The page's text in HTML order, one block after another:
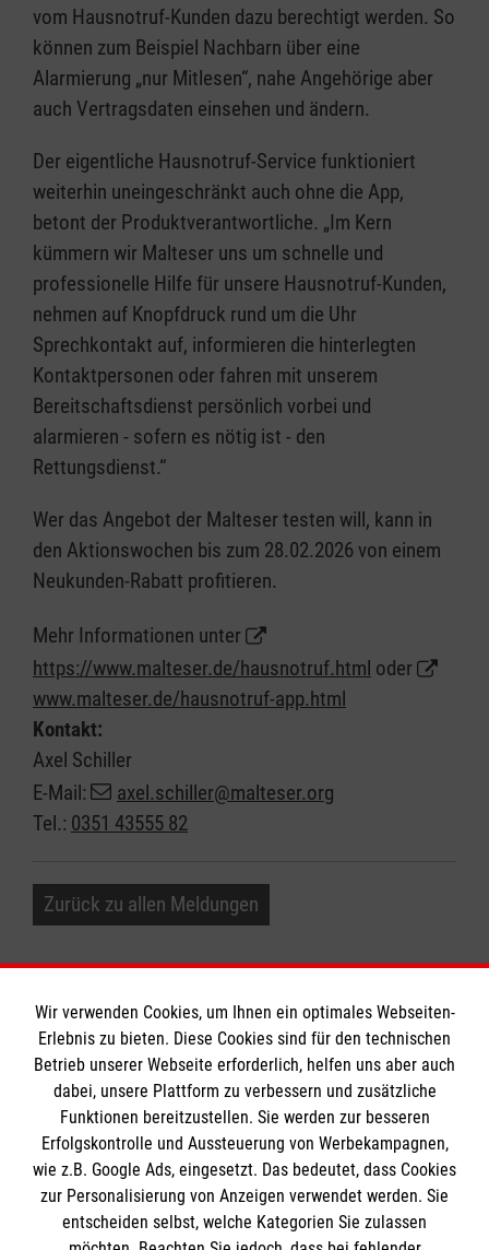
vom Hausnotruf-Kunden dazu berechtigt werden. So
können zum Beispiel Nachbarn über eine
Alarmierung „nur Mitlesen“, nahe Angehörige aber
auch Vertragsdaten einsehen und ändern.
Der eigentliche Hausnotruf-Service funktioniert
weiterhin uneingeschränkt auch ohne die App,
betont der Produktverantwortliche. „Im Kern
kümmern wir Malteser uns um schnelle und
professionelle Hilfe für unsere Hausnotruf-Kunden,
nehmen auf Knopfdruck rund um die Uhr
Sprechkontakt auf, informieren die hinterlegten
Kontaktpersonen oder fahren mit unserem
Bereitschaftsdienst persönlich vorbei und
alarmieren - sofern es nötig ist - den
Rettungsdienst.“
Wer das Angebot der Malteser testen will, kann in
den Aktionswochen bis zum 28.02.2026 von einem
Neukunden-Rabatt profitieren.
Mehr Informationen unter
https://www.malteser.de/hausnotruf.html oder
www.malteser.de/hausnotruf-app.html
Kontakt:
Axel Schiller
E-Mail:
axel.schiller@malteser.org
Tel.: 0351 43555 82
Zurück zu allen Meldungen
Informationen
Impressum
Datenschutz
Barrierefreiheit
Kontakt
Die Malteser
Wir verwenden Cookies, um Ihnen ein optimales Webseiten-
Erlebnis zu bieten. Diese Cookies sind für den technischen
Betrieb unserer Webseite erforderlich, helfen uns aber auch
dabei, unsere Plattform zu verbessern und zusätzliche
Funktionen bereitzustellen. Sie werden zur besseren
Erfolgskontrolle und Aussteuerung von Werbekampagnen,
wie z.B. Google Ads, eingesetzt. Das bedeutet, dass Cookies
zur Personalisierung von Anzeigen verwendet werden. Sie
entscheiden selbst, welche Kategorien Sie zulassen